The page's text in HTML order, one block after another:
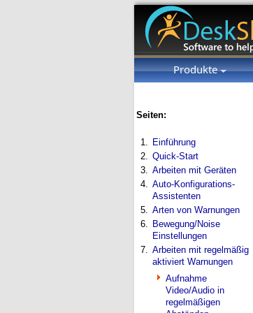
Produkte
Seiten:
1. Einführung
2. Quick-Start
3. Arbeiten mit Geräten
4. Auto-Konfigurations-
Assistenten
5. Arten von Warnungen
6. Bewegung/Noise
Einstellungen
7. Arbeiten mit regelmäßig
aktiviert Warnungen
Aufnahme
Video/Audio in
regelmäßigen